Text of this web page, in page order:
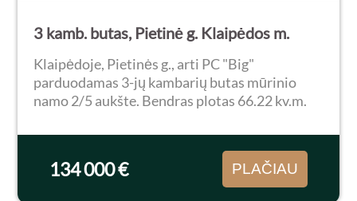
3 kamb. butas, Pietinė g. Klaipėdos m.
Klaipėdoje, Pietinės g., arti PC "Big"
parduodamas 3-jų kambarių butas mūrinio
namo 2/5 aukšte. Bendras plotas 66.22 kv.m.
tvarkingas, tačiau kosmetinio remonto reiktų.
134 000 € PLAČIAU